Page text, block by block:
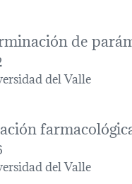
de
del Valle
del Valle